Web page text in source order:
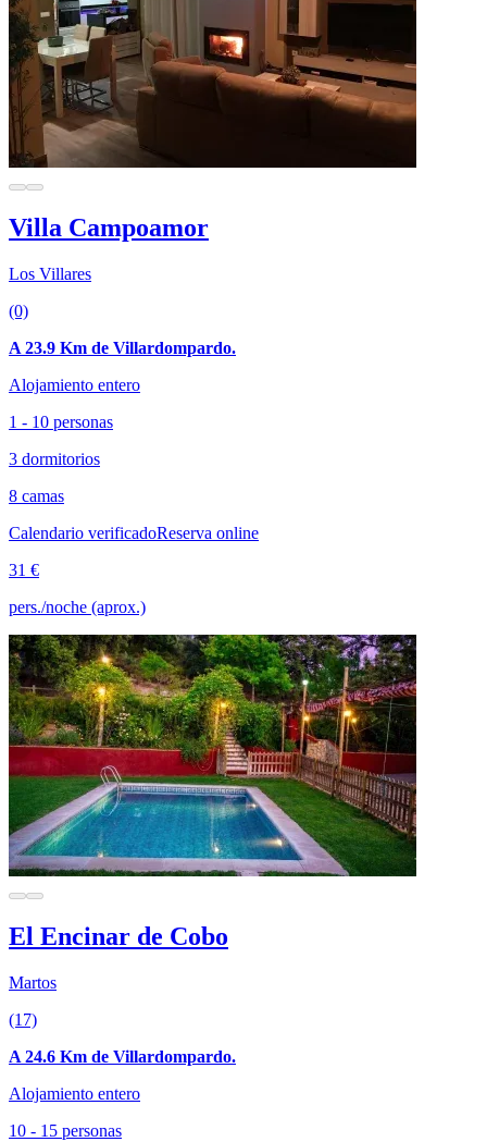
Villa Campoamor
Los Villares
(0)
A 23.9 Km de Villardompardo.
Alojamiento entero
1 - 10 personas
3 dormitorios
8 camas
Calendario verificadoReserva online
31 €
pers./noche (aprox.)
El Encinar de Cobo
Martos
(17)
A 24.6 Km de Villardompardo.
Alojamiento entero
10 - 15 personas